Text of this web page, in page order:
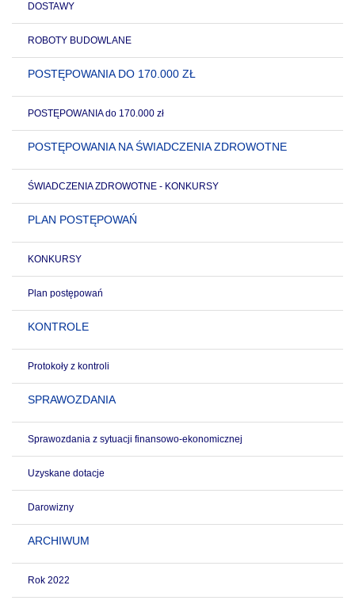
DOSTAWY
ROBOTY BUDOWLANE
POSTĘPOWANIA DO 170.000 ZŁ
POSTĘPOWANIA do 170.000 zł
POSTĘPOWANIA NA ŚWIADCZENIA ZDROWOTNE
ŚWIADCZENIA ZDROWOTNE - KONKURSY
PLAN POSTĘPOWAŃ
KONKURSY
Plan postępowań
KONTROLE
Protokoły z kontroli
SPRAWOZDANIA
Sprawozdania z sytuacji finansowo-ekonomicznej
Uzyskane dotacje
Darowizny
ARCHIWUM
Rok 2022